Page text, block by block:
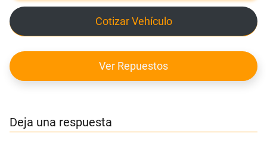
Cotizar Vehículo
Ver Repuestos
Deja una respuesta